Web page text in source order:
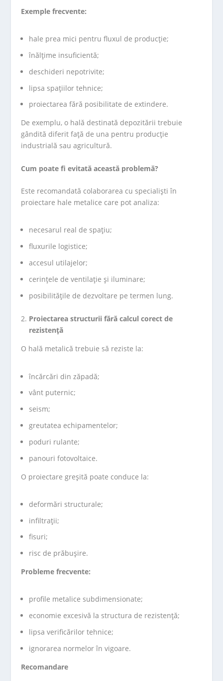
Exemple frecvente:
hale prea mici pentru fluxul de producție;
înălțime insuficientă;
deschideri nepotrivite;
lipsa spațiilor tehnice;
proiectarea fără posibilitate de extindere.
De exemplu, o hală destinată depozitării trebuie
gândită diferit față de una pentru producție
industrială sau agricultură.
Cum poate fi evitată această problemă?
Este recomandată colaborarea cu specialiști în
proiectare hale metalice care pot analiza:
necesarul real de spațiu;
fluxurile logistice;
accesul utilajelor;
cerințele de ventilație și iluminare;
posibilitățile de dezvoltare pe termen lung.
Proiectarea structurii fără calcul corect de
rezistență
O hală metalică trebuie să reziste la:
încărcări din zăpadă;
vânt puternic;
seism;
greutatea echipamentelor;
poduri rulante;
panouri fotovoltaice.
O proiectare greșită poate conduce la:
deformări structurale;
infiltrații;
fisuri;
risc de prăbușire.
Probleme frecvente:
profile metalice subdimensionate;
economie excesivă la structura de rezistență;
lipsa verificărilor tehnice;
ignorarea normelor în vigoare.
Recomandare